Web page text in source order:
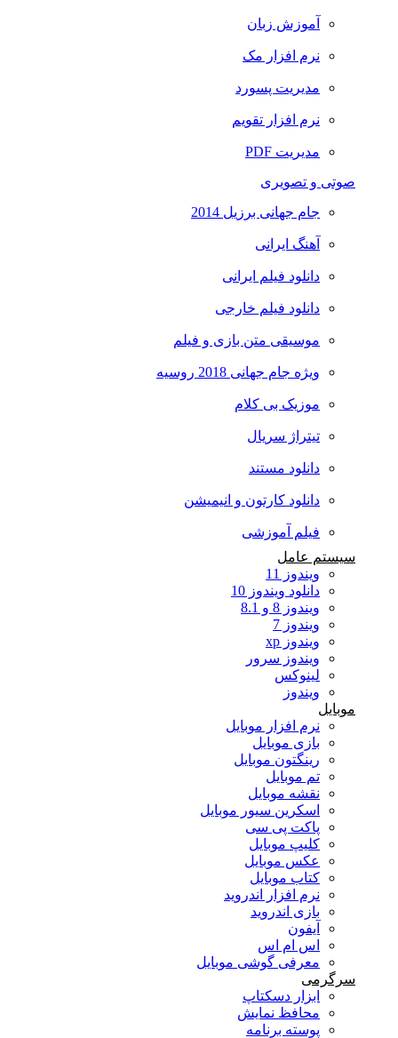
آموزش زبان
نرم افزار مک
مدیریت پسورد
نرم افزار تقویم
مدیریت PDF
صوتی و تصویری
جام جهانی برزیل 2014
آهنگ ایرانی
دانلود فیلم ایرانی
دانلود فیلم خارجی
موسیقی متن بازی و فیلم
ویژه جام جهانی 2018 روسیه
موزیک بی کلام
تیتراژ سریال
دانلود مستند
دانلود کارتون و انیمیشن
فیلم آموزشی
سیستم عامل
ویندوز 11
دانلود ویندوز 10
ویندوز 8 و 8.1
ویندوز 7
ویندوز xp
ویندوز سرور
لینوکس
ویندوز
موبایل
نرم افزار موبایل
بازی موبایل
رینگتون موبایل
تم موبایل
نقشه موبایل
اسکرین سیور موبایل
پاکت پی سی
کلیپ موبایل
عکس موبایل
کتاب موبایل
نرم افزار اندروید
بازی اندروید
آیفون
اس ام اس
معرفی گوشی موبایل
سرگرمی
ابزار دسکتاپ
محافظ نمایش
پوسته برنامه